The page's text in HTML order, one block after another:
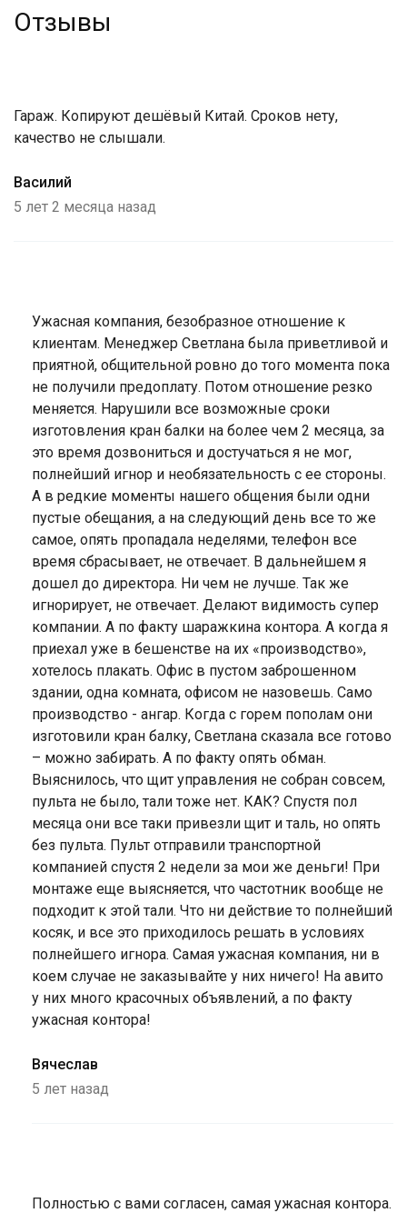
Отзывы
Гараж. Копируют дешёвый Китай. Сроков нету,
качество не слышали.
Василий
5 лет 2 месяца назад
от
Гость
Ужасная компания, безобразное отношение к
клиентам. Менеджер Светлана была приветливой и
приятной, общительной ровно до того момента пока
не получили предоплату. Потом отношение резко
меняется. Нарушили все возможные сроки
изготовления кран балки на более чем 2 месяца, за
это время дозвониться и достучаться я не мог,
полнейший игнор и необязательность с ее стороны.
А в редкие моменты нашего общения были одни
пустые обещания, а на следующий день все то же
самое, опять пропадала неделями, телефон все
время сбрасывает, не отвечает. В дальнейшем я
дошел до директора. Ни чем не лучше. Так же
игнорирует, не отвечает. Делают видимость супер
компании. А по факту шаражкина контора. А когда я
приехал уже в бешенстве на их «производство»,
хотелось плакать. Офис в пустом заброшенном
здании, одна комната, офисом не назовешь. Само
производство - ангар. Когда с горем пополам они
изготовили кран балку, Светлана сказала все готово
– можно забирать. А по факту опять обман.
Выяснилось, что щит управления не собран совсем,
пульта не было, тали тоже нет. КАК? Спустя пол
месяца они все таки привезли щит и таль, но опять
без пульта. Пульт отправили транспортной
компанией спустя 2 недели за мои же деньги! При
монтаже еще выясняется, что частотник вообще не
подходит к этой тали. Что ни действие то полнейший
косяк, и все это приходилось решать в условиях
полнейшего игнора. Самая ужасная компания, ни в
коем случае не заказывайте у них ничего! На авито
у них много красочных объявлений, а по факту
ужасная контора!
Вячеслав
5 лет назад
от
Полностью с вами согласен, самая ужасная контора.